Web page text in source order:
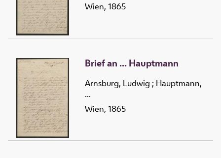
Wien, 1865
Brief an ... Hauptmann
Arnsburg, Ludwig ; Hauptmann,
...
Wien, 1865